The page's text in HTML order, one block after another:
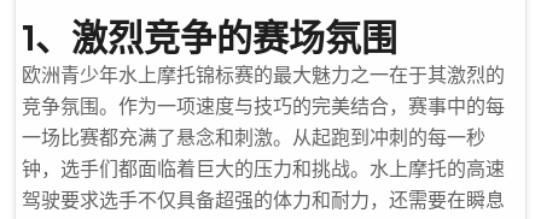
1、激烈竞争的赛场氛围
欧洲青少年水上摩托锦标赛的最大魅力之一在于其激烈的
竞争氛围。作为一项速度与技巧的完美结合，赛事中的每
一场比赛都充满了悬念和刺激。从起跑到冲刺的每一秒
钟，选手们都面临着巨大的压力和挑战。水上摩托的高速
驾驶要求选手不仅具备超强的体力和耐力，还需要在瞬息